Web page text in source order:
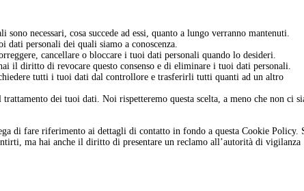
necessari, cosa succede ad essi, quanto a lungo verranno mantenuti.
personali dei quali siamo a conoscenza.
cancellare o bloccare i tuoi dati personali quando lo desideri.
il diritto di revocare questo consenso e di eliminare i tuoi dati personali.
tutti i tuoi dati dal controllore e trasferirli tutti quanti ad un altro
dei tuoi dati. Noi rispetteremo questa scelta, a meno che non ci
di fare riferimento ai dettagli di contatto in fondo a questa Cookie Policy.
ma hai anche il diritto di presentare un reclamo all’autorità di vigilanza